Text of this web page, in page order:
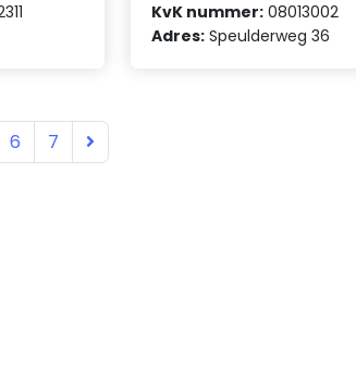
KvK nummer: 08013002
Adres: Speulderweg 36
6 7